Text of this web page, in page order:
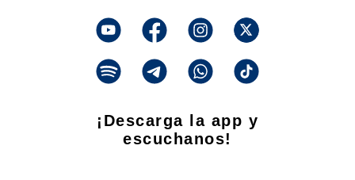
¡Descarga la app y
escuchanos!